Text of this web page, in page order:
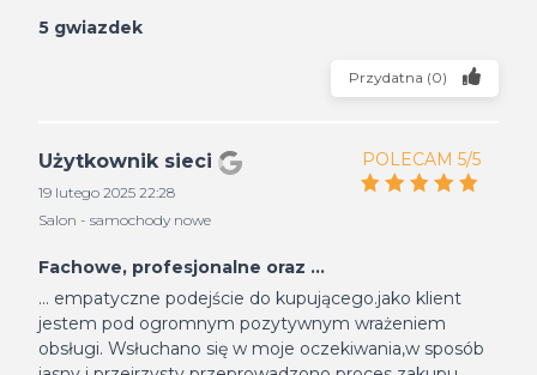
5 gwiazdek
Przydatna (0)
Użytkownik sieci
19 lutego 2025 22:28
Salon - samochody nowe
POLECAM 5/5
Fachowe, profesjonalne oraz ...
... empatyczne podejście do kupującego.jako klient
jestem pod ogromnym pozytywnym wrażeniem
obsługi. Wsłuchano się w moje oczekiwania,w sposób